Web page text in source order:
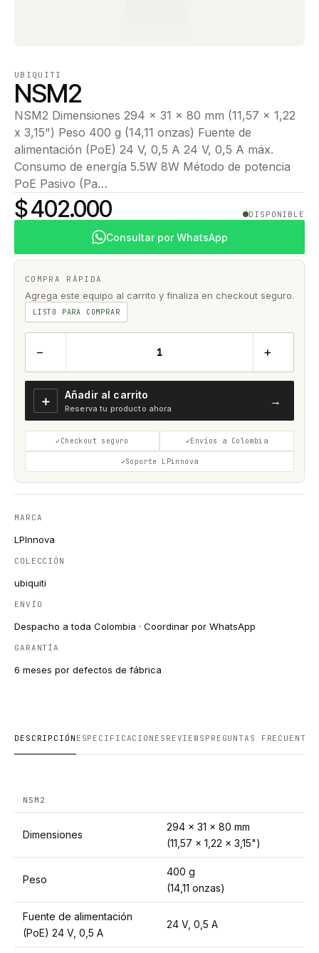
UBIQUITI
NSM2
NSM2 Dimensiones 294 x 31 x 80 mm (11,57 x 1,22
x 3,15") Peso 400 g (14,11 onzas) Fuente de
alimentación (PoE) 24 V, 0,5 A 24 V, 0,5 A máx.
Consumo de energía 5.5W 8W Método de potencia
PoE Pasivo (Pa…
$ 402.000 DISPONIBLE
Consultar por WhatsApp
COMPRA RÁPIDA
Agrega este equipo al carrito y finaliza en checkout seguro.
LISTO PARA COMPRAR
− +
＋ Añadir al carrito
Reserva tu producto ahora
→
Checkout seguro Envíos a Colombia
Soporte LPinnova
MARCA
LPInnova
COLECCIÓN
ubiquiti
ENVÍO
Despacho a toda Colombia · Coordinar por WhatsApp
GARANTÍA
6 meses por defectos de fábrica
DESCRIPCIÓN ESPECIFICACIONES REVIEWS PREGUNTAS FRECUENTES
NSM2
Dimensiones
294 x 31 x 80 mm
(11,57 x 1,22 x 3,15")
Peso
400 g
(14,11 onzas)
Fuente de alimentación
(PoE) 24 V, 0,5 A
24 V, 0,5 A